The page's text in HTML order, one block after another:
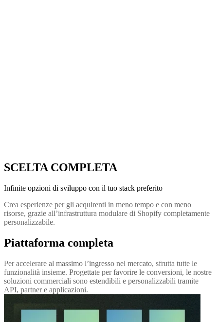
SCELTA COMPLETA
Infinite opzioni di sviluppo con il tuo stack preferito
Crea esperienze per gli acquirenti in meno tempo e con meno
risorse, grazie all’infrastruttura modulare di Shopify completamente
personalizzabile.
Piattaforma completa
Per accelerare al massimo l’ingresso nel mercato, sfrutta tutte le
funzionalità insieme. Progettate per favorire le conversioni, le nostre
soluzioni commerciali sono estendibili e personalizzabili tramite
API, partner e applicazioni.